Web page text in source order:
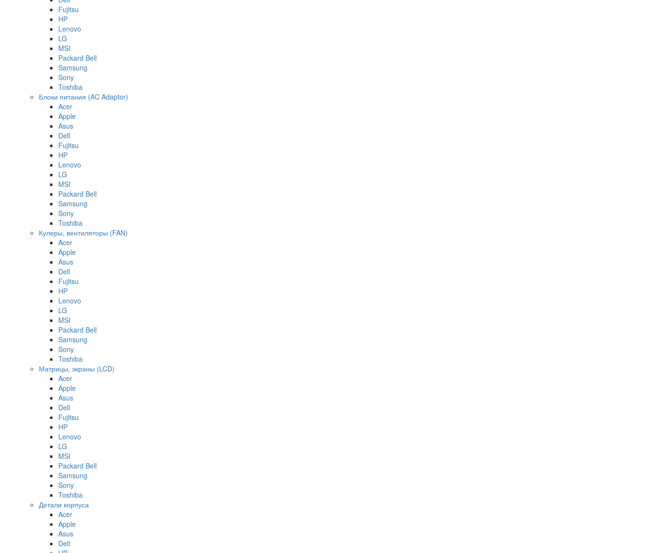
Fujitsu
HP
Lenovo
LG
MSI
Packard Bell
Samsung
Sony
Toshiba
Блоки питания (AC Adaptor)
Acer
Apple
Asus
Dell
Fujitsu
HP
Lenovo
LG
MSI
Packard Bell
Samsung
Sony
Toshiba
Кулеры, вентиляторы (FAN)
Acer
Apple
Asus
Dell
Fujitsu
HP
Lenovo
LG
MSI
Packard Bell
Samsung
Sony
Toshiba
Матрицы, экраны (LCD)
Acer
Apple
Asus
Dell
Fujitsu
HP
Lenovo
LG
MSI
Packard Bell
Samsung
Sony
Toshiba
Детали корпуса
Acer
Apple
Asus
Dell